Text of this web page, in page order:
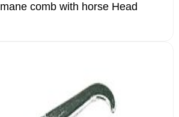
comb with horse Head